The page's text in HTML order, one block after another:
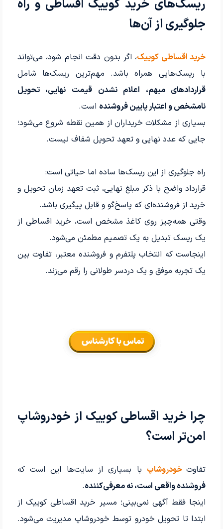
ریسک‌های خرید کوییک اقساطی و راه
جلوگیری از آن‌ها
خرید اقساطی کوییک، اگر بدون دقت انجام شود، می‌تواند
با ریسک‌هایی همراه باشد. مهم‌ترین ریسک‌ها شامل
قراردادهای مبهم، اعلام نشدن قیمت نهایی، تحویل
نامشخص و اعتبار پایین فروشنده است.
بسیاری از مشکلات خریداران از همین نقطه شروع می‌شود؛
جایی که عدد نهایی و تعهد تحویل شفاف نیست.
راه جلوگیری از این ریسک‌ها ساده اما حیاتی است:
قرارداد واضح با ذکر مبلغ نهایی، ثبت تعهد زمان تحویل و
خرید از فروشنده‌ای که پاسخ‌گو و قابل پیگیری باشد.
وقتی همه‌چیز روی کاغذ مشخص است، خرید اقساطی از
یک ریسک تبدیل به یک تصمیم مطمئن می‌شود.
اینجاست که انتخاب پلتفرم و فروشنده معتبر، تفاوت بین
یک تجربه موفق و یک دردسر طولانی را رقم می‌زند.
چرا خرید اقساطی کوییک از خودروشاپ
امن‌تر است؟
تفاوتخودروشاپ با بسیاری از سایت‌ها این است که
فروشنده واقعی است، نه معرفی‌کننده.
اینجا فقط آگهی نمی‌بینی؛ مسیر خرید اقساطی کوییک از
ابتدا تا تحویل خودرو توسط خودروشاپ مدیریت می‌شود.